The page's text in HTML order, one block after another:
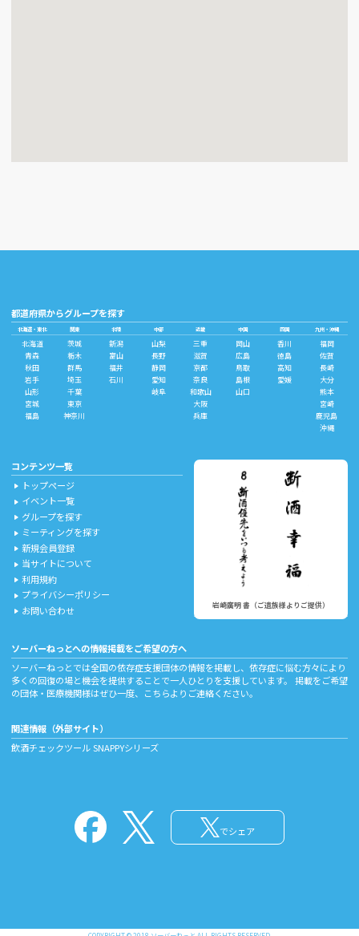
都道府県からグループを探す
北海道・東北
北海道
青森
秋田
岩手
山形
宮城
福島
関東
茨城
栃木
群馬
埼玉
千葉
東京
神奈川
北陸
新潟
富山
福井
石川
中部
山梨
長野
静岡
愛知
岐阜
近畿
三重
滋賀
京都
奈良
和歌山
大阪
兵庫
中国
岡山
広島
鳥取
島根
山口
四国
香川
徳島
高知
愛媛
九州・沖縄
福岡
佐賀
長崎
大分
熊本
宮崎
鹿児島
沖縄
コンテンツ一覧
play_arrow トップページ
play_arrow イベント一覧
play_arrow グループを探す
play_arrow ミーティングを探す
play_arrow 新規会員登録
play_arrow 当サイトについて
play_arrow 利用規約
play_arrow プライバシーポリシー
play_arrow お問い合わせ 岩崎廣明 書（ご遺族様よりご提供）
ソーバーねっとへの情報掲載をご希望の方へ
ソーバーねっとでは全国の依存症支援団体の情報を掲載し、依存症に悩む方々により
多くの回復の場と機会を提供することで一人ひとりを支援しています。 掲載をご希望
の団体・医療機関様はぜひ一度、
こちらよりご連絡ください。
関連情報（外部サイト）
飲酒チェックツールSNAPPYシリーズ
でシェア